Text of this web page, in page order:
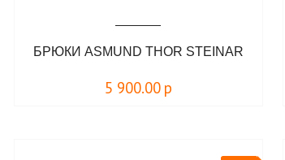
БРЮКИ ASMUND THOR STEINAR
5 900.00 р